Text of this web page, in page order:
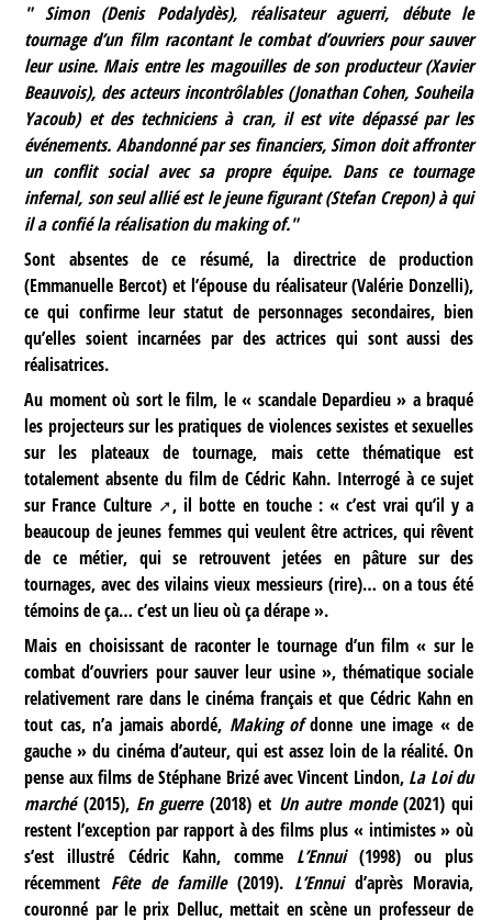
" Simon (Denis Podalydès), réalisateur aguerri, débute le
tournage d’un film racontant le combat d’ouvriers pour sauver
leur usine. Mais entre les magouilles de son producteur (Xavier
Beauvois), des acteurs incontrôlables (Jonathan Cohen, Souheila
Yacoub) et des techniciens à cran, il est vite dépassé par les
événements. Abandonné par ses financiers, Simon doit affronter
un conflit social avec sa propre équipe. Dans ce tournage
infernal, son seul allié est le jeune figurant (Stefan Crepon) à qui
il a confié la réalisation dumaking of."
Sont absentes de ce résumé, la directrice de production
(Emmanuelle Bercot) et l’épouse du réalisateur (Valérie Donzelli),
ce qui confirme leur statut de personnages secondaires, bien
qu’elles soient incarnées par des actrices qui sont aussi des
réalisatrices.
Au moment où sort le film, le « scandale Depardieu » a braqué
les projecteurs sur les pratiques de violences sexistes et sexuelles
sur les plateaux de tournage, mais cette thématique est
totalement absente du film de Cédric Kahn. Interrogé à ce sujet
sur France Culture
, il botte en touche : « c’est vrai qu’il y a
beaucoup de jeunes femmes qui veulent être actrices, qui rêvent
de ce métier, qui se retrouvent jetées en pâture sur des
tournages, avec des vilains vieux messieurs (rire)… on a tous été
témoins de ça… c’est un lieu où ça dérape ».
Mais en choisissant de raconter le tournage d’un film « sur le
combat d’ouvriers pour sauver leur usine », thématique sociale
relativement rare dans le cinéma français et que Cédric Kahn en
tout cas, n’a jamais abordé, Making ofdonne une image « de
gauche » du cinéma d’auteur, qui est assez loin de la réalité. On
pense aux films de Stéphane Brizé avec Vincent Lindon, La Loi du
marché(2015), En guerre(2018) et Un autre monde(2021) qui
restent l’exception par rapport à des films plus « intimistes » où
s’est illustré Cédric Kahn, comme L’Ennui(1998) ou plus
récemment Fête de famille(2019). L’Ennui d’après Moravia,
couronné par le prix Delluc, mettait en scène un professeur de